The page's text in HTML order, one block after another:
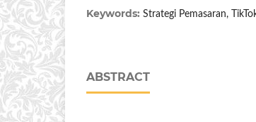
Keywords: Strategi Pemasaran,
ABSTRACT